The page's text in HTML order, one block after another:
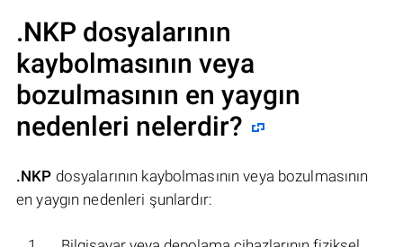
.NKP dosyalarının
kaybolmasının veya
bozulmasının en yaygın
nedenleri nelerdir?
.NKP dosyalarının kaybolmasının veya bozulmasının
en yaygın nedenleri şunlardır: